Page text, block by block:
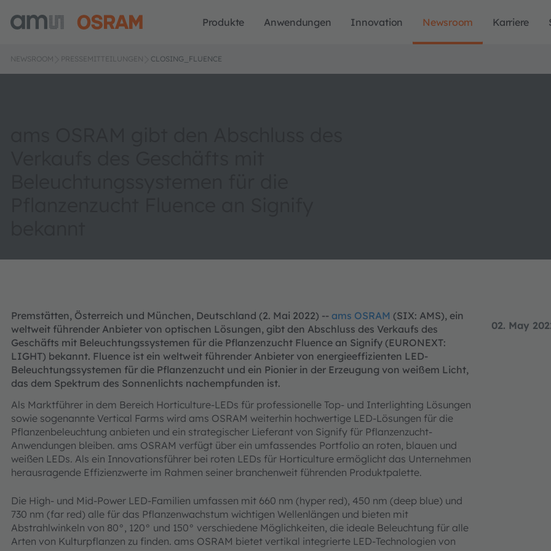
Produkte Anwendungen Innovation Newsroom Karriere
NEWSROOM PRESSEMITTEILUNGEN CLOSING_FLUENCE
02. May
Premstätten, Österreich und München, Deutschland (2. Mai 2022) -- ams OSRAM (SIX: AMS), ein
weltweit führender Anbieter von optischen Lösungen, gibt den Abschluss des Verkaufs des
Geschäfts mit Beleuchtungssystemen für die Pflanzenzucht Fluence an Signify (EURONEXT:
LIGHT) bekannt. Fluence ist ein weltweit führender Anbieter von energieeffizienten LED-
Beleuchtungssystemen für die Pflanzenzucht und ein Pionier in der Erzeugung von weißem Licht,
das dem Spektrum des Sonnenlichts nachempfunden ist.
Als Marktführer in dem Bereich Horticulture-LEDs für professionelle Top- und Interlighting Lösungen
sowie sogenannte Vertical Farms wird ams OSRAM weiterhin hochwertige LED-Lösungen für die
Pflanzenbeleuchtung anbieten und ein strategischer Lieferant von Signify für Pflanzenzucht-
Anwendungen bleiben. ams OSRAM verfügt über ein umfassendes Portfolio an roten, blauen und
weißen LEDs. Als ein Innovationsführer bei roten LEDs für Horticulture ermöglicht das Unternehmen
herausragende Effizienzwerte im Rahmen seiner branchenweit führenden Produktpalette.
Die High- und Mid-Power LED-Familien umfassen mit 660 nm (hyper red), 450 nm (deep blue) und
730 nm (far red) alle für das Pflanzenwachstum wichtigen Wellenlängen und bieten mit
Abstrahlwinkeln von 80°, 120° und 150° verschiedene Möglichkeiten, die ideale Beleuchtung für alle
Arten von Kulturpflanzen zu finden. ams OSRAM bietet vertikal integrierte LED-Technologien von